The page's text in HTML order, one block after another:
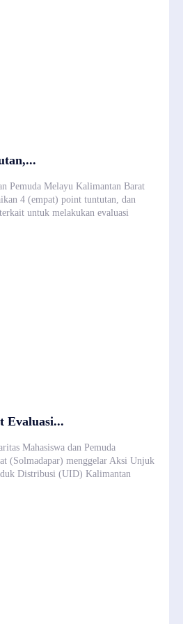
Pemuda Melayu Kalimantan Barat
4 (empat) point tuntutan, dan
untuk melakukan evaluasi
Evaluasi...
Mahasiswa dan Pemuda
(Solmadapar) menggelar Aksi Unjuk
Distribusi (UID) Kalimantan